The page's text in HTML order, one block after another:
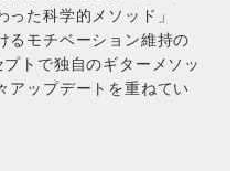
た科学的メソッド」
るモチベーション維持の
トで独自のギターメソッ
アップデートを重ねてい